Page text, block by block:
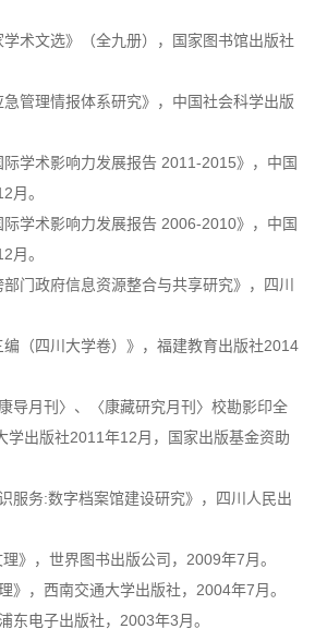
术文选》（全九册），国家图书馆出版社
管理情报体系研究》，中国社会科学出版
学术影响力发展报告 2011-2015》，中国
月。
学术影响力发展报告 2006-2010》，中国
月。
门政府信息资源整合与共享研究》，四川
（四川大学卷）》，福建教育出版社2014
导月刊〉、〈康藏研究月刊〉校勘影印全
学出版社2011年12月，国家出版基金资助
服务:数字档案馆建设研究》，四川人民出
》，世界图书出版公司，2009年7月。
》，西南交通大学出版社，2004年7月。
东电子出版社，2003年3月。